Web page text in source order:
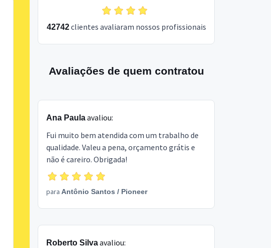
42742clientes avaliaram nossos profissionais
Avaliações de quem contratou
Ana Paulaavaliou:
Fui muito bem atendida com um trabalho de
qualidade. Valeu a pena, orçamento grátis e
não é careiro. Obrigada!
para Antônio Santos / Pioneer
Roberto Silvaavaliou: